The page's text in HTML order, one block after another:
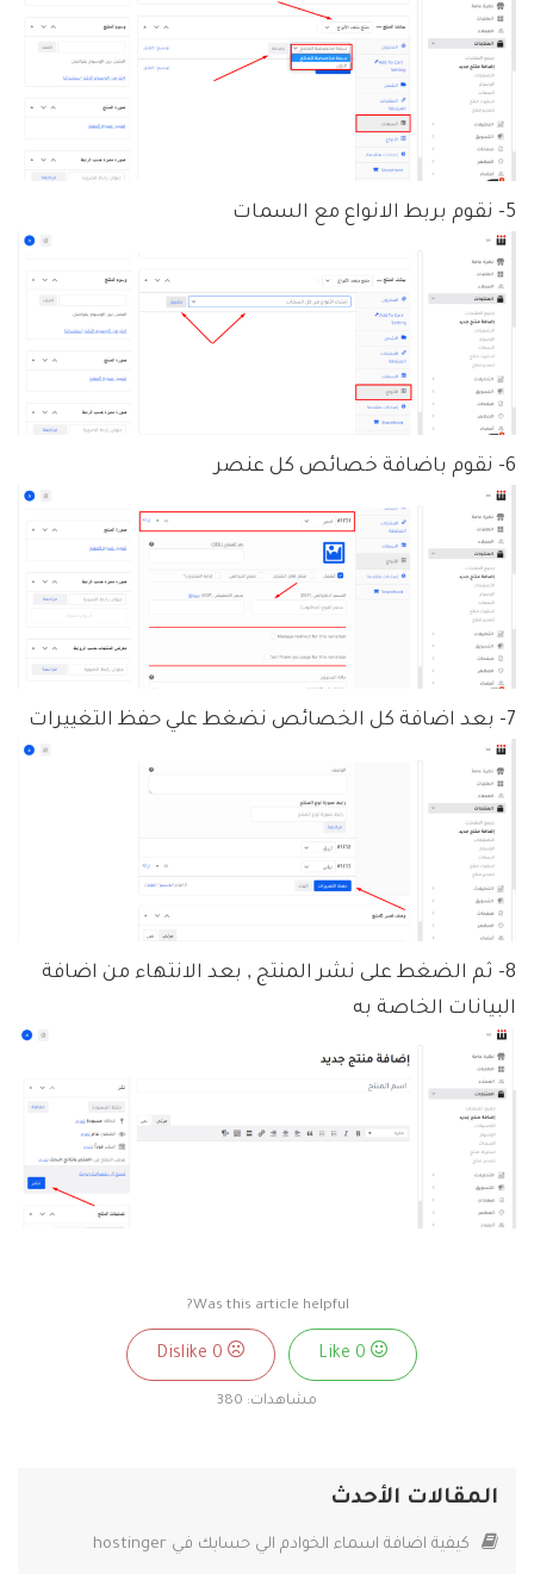
5- نقوم بربط الانواع مع السمات
6- نقوم باضافة خصائص كل عنصر
7- بعد اضافة كل الخصائص نضغط علي حفظ التغييرات
8- ثم الضغط على نشر المنتج , بعد الانتهاء من اضافة
البيانات الخاصة به
Was this article helpful?
0
Dislike
0
مشاهدات: 380
المقالات الأحدث
كيفية اضافة اسماء الخوادم الي حسابك في hostinger